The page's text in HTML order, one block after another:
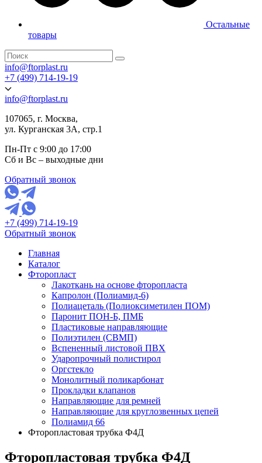
Остальные
товары
info@ftorplast.ru
+7 (499) 714-19-19
info@ftorplast.ru
107065, г. Москва,
ул. Курганская 3А, стр.1
Пн-Пт с 9:00 до 17:00
Сб и Вс – выходные дни
Обратный звонок
+7 (499) 714-19-19
Обратный звонок
Главная
Каталог
Фторопласт
Лакоткань на основе фторопласта
Капролон (Полиамид-6)
Полиацеталь (Полиоксиметилен ПОМ)
Паронит ПОН-Б, ПМБ
Пластиковые направляющие
Полиэтилен (СВМП)
Вспененный листовой ПВХ
Ударопрочный полистирол
Оргстекло
Монолитный поликарбонат
Прокладки клапанов
Направляющие для ремней
Направляющие для круглозвенных цепей
Полиамид 66
Фторопластовая трубка Ф4Д
Фторопластовая трубка Ф4Д